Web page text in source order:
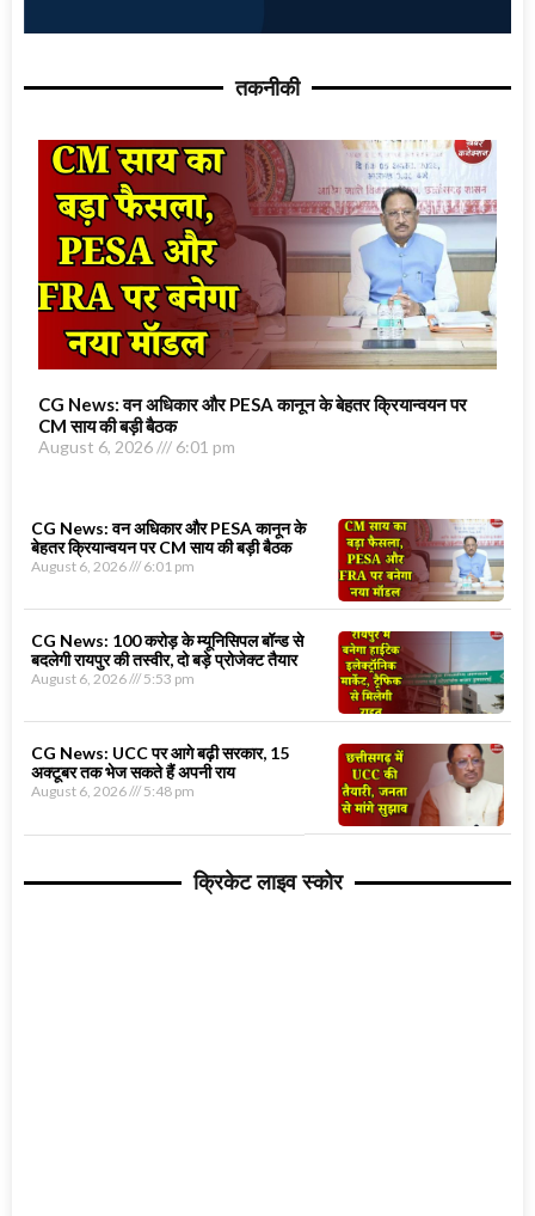
तकनीकी
CG News: वन अधिकार और PESA कानून के बेहतर क्रियान्वयन पर
CM साय की बड़ी बैठक
August 6, 2026 6:01 pm
CG News: वन अधिकार और PESA कानून के
बेहतर क्रियान्वयन पर CM साय की बड़ी बैठक
August 6, 2026 6:01 pm
CG News: 100 करोड़ के म्यूनिसिपल बॉन्ड से
बदलेगी रायपुर की तस्वीर, दो बड़े प्रोजेक्ट तैयार
August 6, 2026 5:53 pm
CG News: UCC पर आगे बढ़ी सरकार, 15
अक्टूबर तक भेज सकते हैं अपनी राय
August 6, 2026 5:48 pm
क्रिकेट लाइव स्कोर